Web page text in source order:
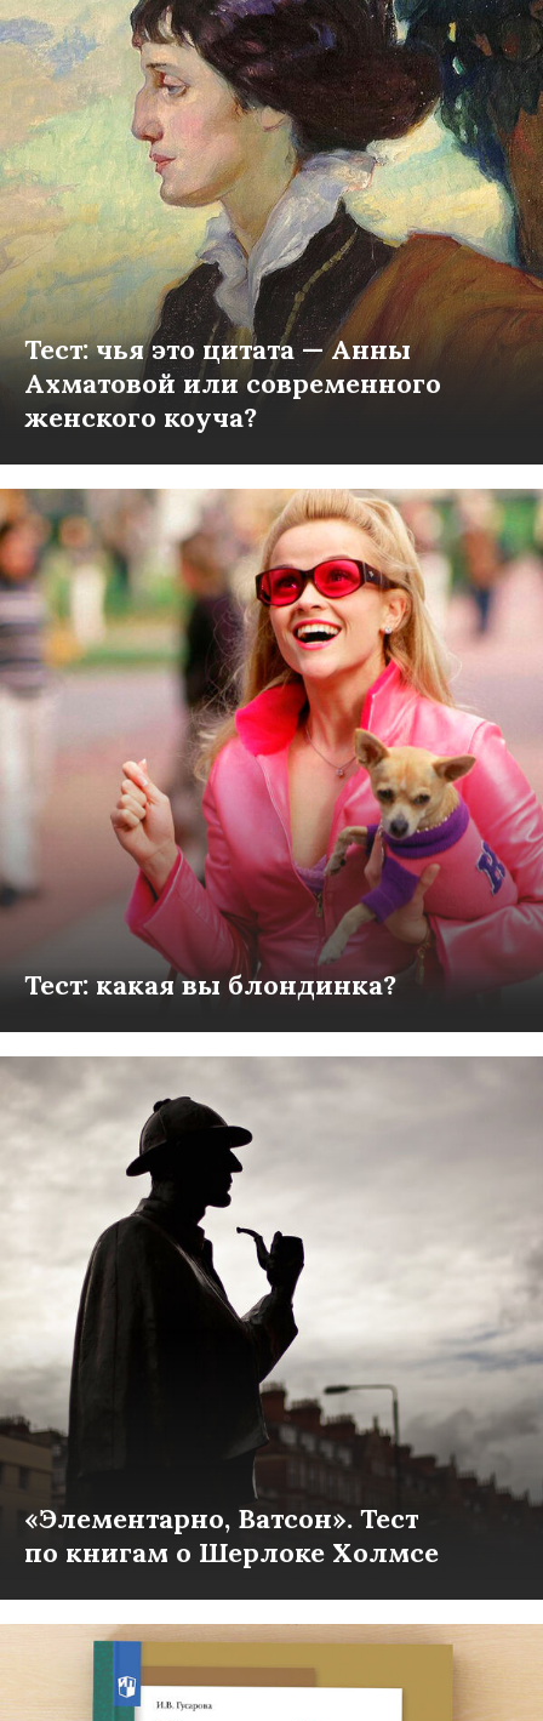
Тест: чья это цитата — Анны
Ахматовой или современного
женского коуча?
Тест: какая вы блондинка?
«Элементарно, Ватсон». Тест
по книгам о Шерлоке Холмсе